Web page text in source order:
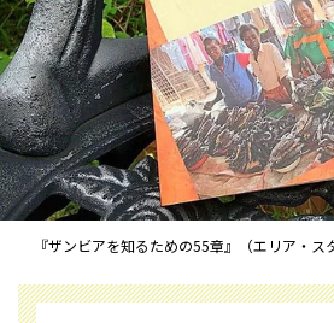
『ザンビアを知るための55章』（エリア・ス